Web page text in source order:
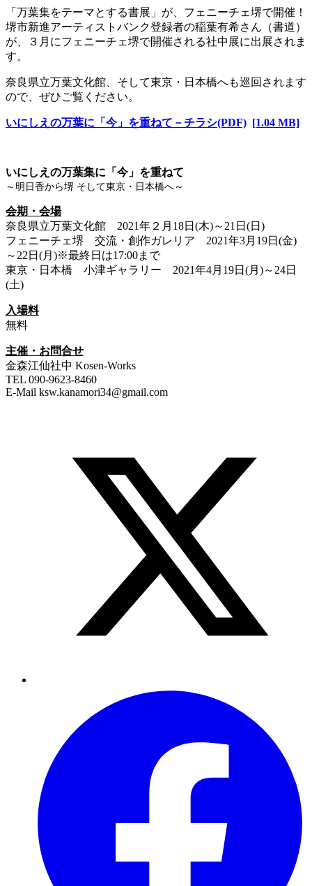
「万葉集をテーマとする書展」が、フェニーチェ堺で開催！
堺市新進アーティストバンク登録者の稲葉有希さん（書道）
が、３月にフェニーチェ堺で開催される社中展に出展されま
す。
奈良県立万葉文化館、そして東京・日本橋へも巡回されます
ので、ぜひご覧ください。
いにしえの万葉に「今」を重ねて－チラシ(PDF) [1.04 MB]
いにしえの万葉集に「今」を重ねて
～明日香から堺 そして東京・日本橋へ～
会期・会場
奈良県立万葉文化館 2021年２月18日(木)～21日(日)
フェニーチェ堺 交流・創作ガレリア 2021年3月19日(金)
～22日(月)※最終日は17:00まで
東京・日本橋 小津ギャラリー 2021年4月19日(月)～24日
(土)
入場料
無料
主催・お問合せ
金森江仙社中 Kosen-Works
TEL 090-9623-8460
E-Mail ksw.kanamori34@gmail.com